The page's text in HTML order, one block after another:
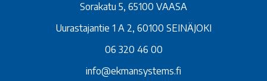
Sorakatu 5, 65100 VAASA
Uurastajantie 1 A 2, 60100 SEINÄJOKI
06 320 46 00
info@ekmansystems.fi